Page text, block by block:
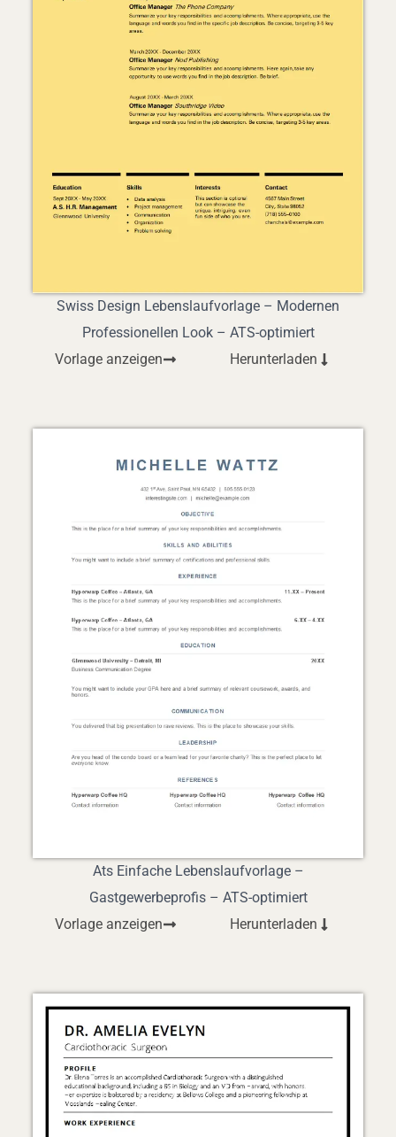
Swiss Design Lebenslaufvorlage – Modernen
Professionellen Look – ATS-optimiert
Vorlage anzeigen
Herunterladen
Ats Einfache Lebenslaufvorlage –
Gastgewerbeprofis – ATS-optimiert
Vorlage anzeigen
Herunterladen